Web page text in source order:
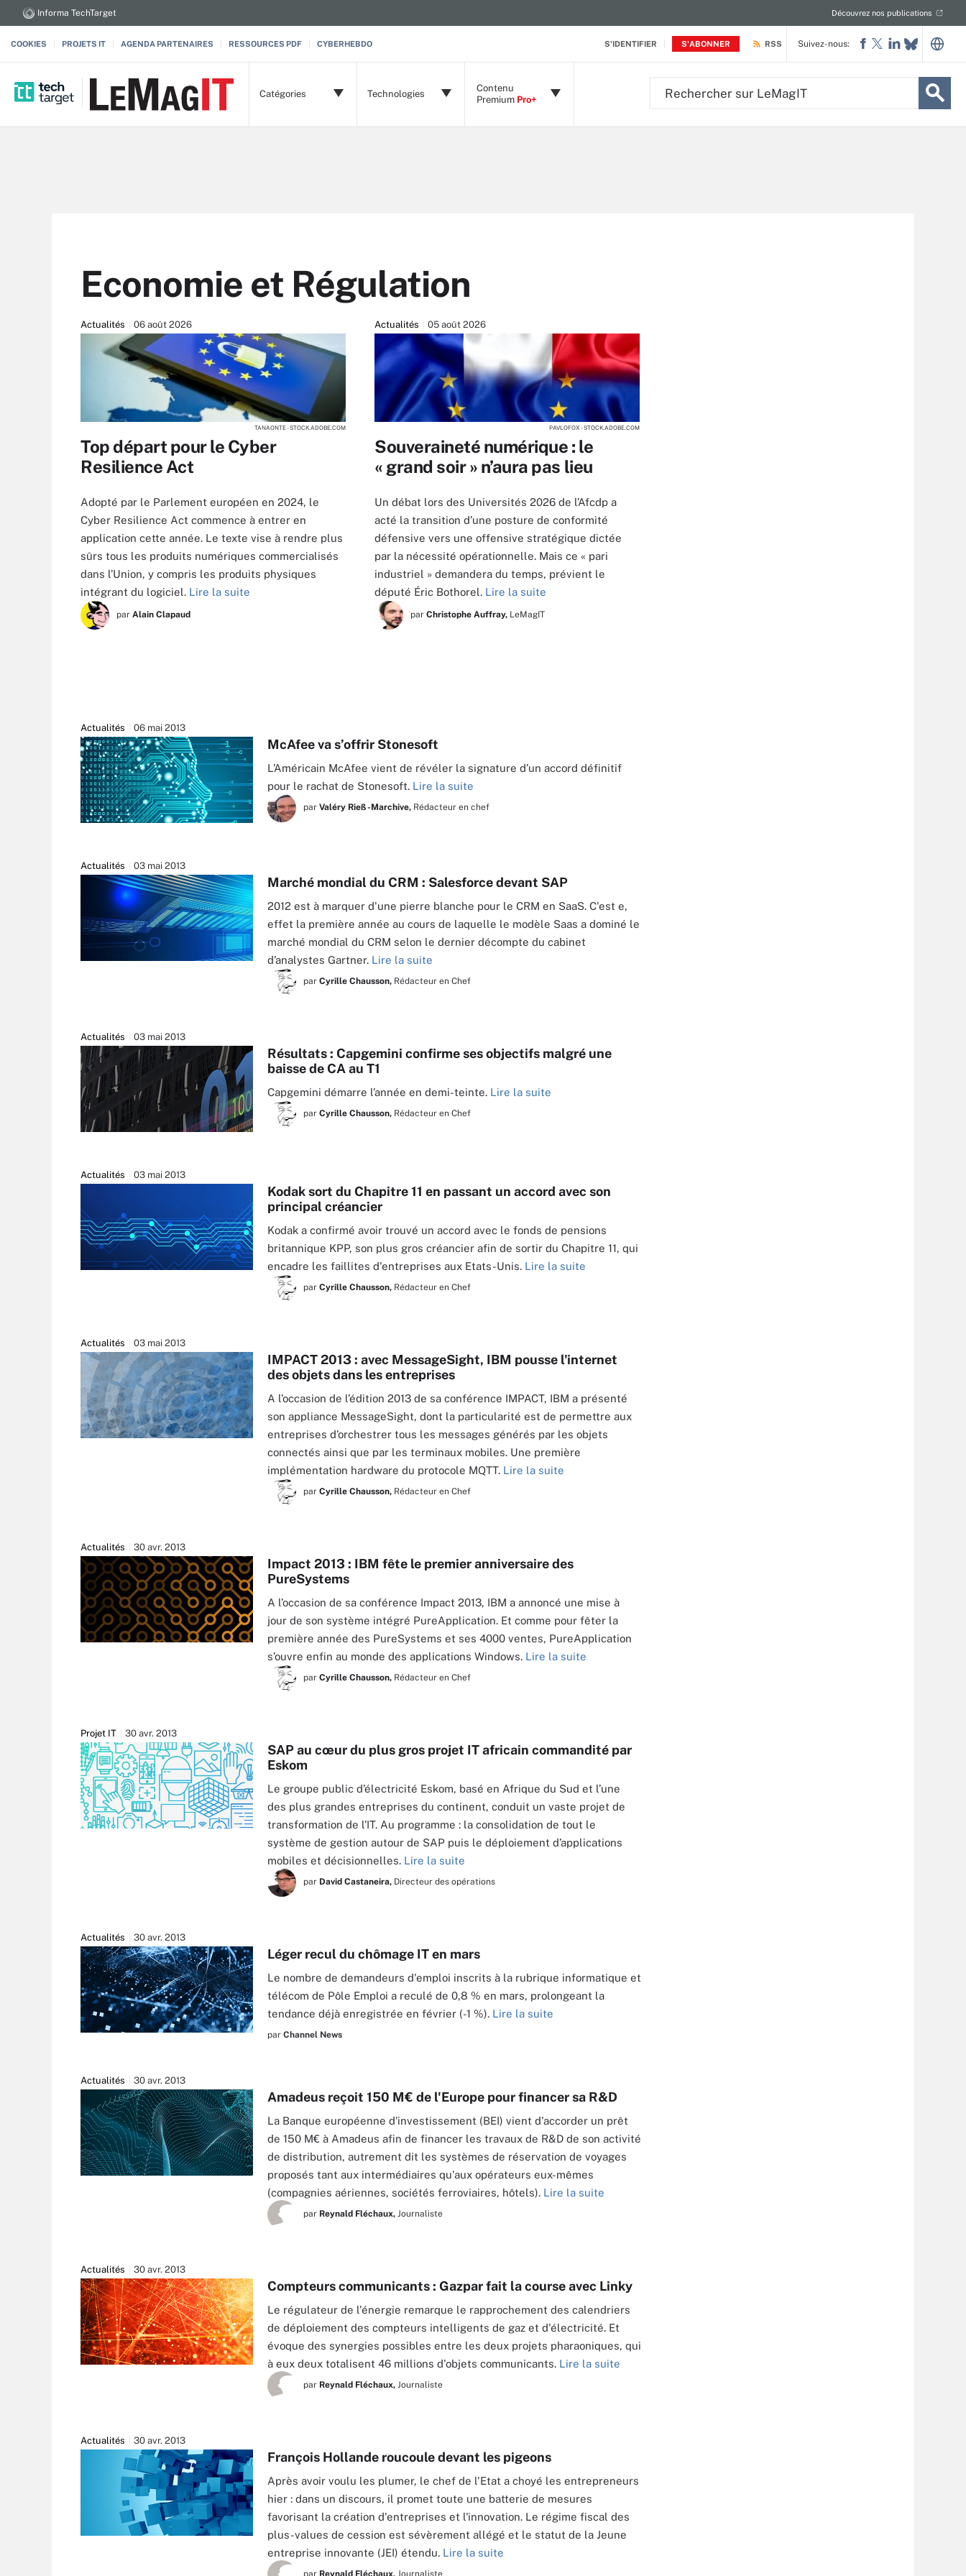
S'IDENTIFIER S'ABONNER
Informa TechTarget Découvrez nos publications
COOKIES PROJETS IT AGENDA PARTENAIRES RESSOURCES PDF CYBERHEBDO RSS
Catégories Technologies
Contenu
Premium Pro+
Suivez-nous:
Economie et Régulation
Actualités 06 août 2026
TANAONTE - STOCK.ADOBE.COM
Top départ pour le Cyber
Resilience Act
Adopté par le Parlement européen en 2024, le
Cyber Resilience Act commence à entrer en
application cette année. Le texte vise à rendre plus
sûrs tous les produits numériques commercialisés
dans l’Union, y compris les produits physiques
intégrant du logiciel. Lire la suite
par Alain Clapaud
Actualités 05 août 2026
PAVLOFOX - STOCK.ADOBE.COM
Souveraineté numérique : le
« grand soir » n’aura pas lieu
Un débat lors des Universités 2026 de l’Afcdp a
acté la transition d’une posture de conformité
défensive vers une offensive stratégique dictée
par la nécessité opérationnelle. Mais ce « pari
industriel » demandera du temps, prévient le
député Éric Bothorel. Lire la suite
par Christophe Auffray, LeMagIT
Actualités 06 mai 2013
McAfee va s’offrir Stonesoft
L’Américain McAfee vient de révéler la signature d’un accord définitif
pour le rachat de Stonesoft. Lire la suite
par Valéry Rieß-Marchive, Rédacteur en chef
Actualités 03 mai 2013
Marché mondial du CRM : Salesforce devant SAP
2012 est à marquer d'une pierre blanche pour le CRM en SaaS. C'est e,
effet la première année au cours de laquelle le modèle Saas a dominé le
marché mondial du CRM selon le dernier décompte du cabinet
d’analystes Gartner. Lire la suite
par Cyrille Chausson, Rédacteur en Chef
Actualités 03 mai 2013
Résultats : Capgemini confirme ses objectifs malgré une
baisse de CA au T1
Capgemini démarre l’année en demi-teinte. Lire la suite
par Cyrille Chausson, Rédacteur en Chef
Actualités 03 mai 2013
Kodak sort du Chapitre 11 en passant un accord avec son
principal créancier
Kodak a confirmé avoir trouvé un accord avec le fonds de pensions
britannique KPP, son plus gros créancier afin de sortir du Chapitre 11, qui
encadre les faillites d'entreprises aux Etats-Unis. Lire la suite
par Cyrille Chausson, Rédacteur en Chef
Actualités 03 mai 2013
IMPACT 2013 : avec MessageSight, IBM pousse l'internet
des objets dans les entreprises
A l’occasion de l’édition 2013 de sa conférence IMPACT, IBM a présenté
son appliance MessageSight, dont la particularité est de permettre aux
entreprises d’orchestrer tous les messages générés par les objets
connectés ainsi que par les terminaux mobiles. Une première
implémentation hardware du protocole MQTT. Lire la suite
par Cyrille Chausson, Rédacteur en Chef
Actualités 30 avr. 2013
Impact 2013 : IBM fête le premier anniversaire des
PureSystems
A l’occasion de sa conférence Impact 2013, IBM a annoncé une mise à
jour de son système intégré PureApplication. Et comme pour fêter la
première année des PureSystems et ses 4000 ventes, PureApplication
s’ouvre enfin au monde des applications Windows. Lire la suite
par Cyrille Chausson, Rédacteur en Chef
Projet IT 30 avr. 2013
SAP au cœur du plus gros projet IT africain commandité par
Eskom
Le groupe public d’électricité Eskom, basé en Afrique du Sud et l’une
des plus grandes entreprises du continent, conduit un vaste projet de
transformation de l’IT. Au programme : la consolidation de tout le
système de gestion autour de SAP puis le déploiement d’applications
mobiles et décisionnelles. Lire la suite
par David Castaneira, Directeur des opérations
Actualités 30 avr. 2013
Léger recul du chômage IT en mars
Le nombre de demandeurs d'emploi inscrits à la rubrique informatique et
télécom de Pôle Emploi a reculé de 0,8 % en mars, prolongeant la
tendance déjà enregistrée en février (-1 %). Lire la suite
par Channel News
Actualités 30 avr. 2013
Amadeus reçoit 150 M€ de l'Europe pour financer sa R&D
La Banque européenne d'investissement (BEI) vient d'accorder un prêt
de 150 M€ à Amadeus afin de financer les travaux de R&D de son activité
de distribution, autrement dit les systèmes de réservation de voyages
proposés tant aux intermédiaires qu'aux opérateurs eux-mêmes
(compagnies aériennes, sociétés ferroviaires, hôtels). Lire la suite
par Reynald Fléchaux, Journaliste
Actualités 30 avr. 2013
Compteurs communicants : Gazpar fait la course avec Linky
Le régulateur de l'énergie remarque le rapprochement des calendriers
de déploiement des compteurs intelligents de gaz et d'électricité. Et
évoque des synergies possibles entre les deux projets pharaoniques, qui
à eux deux totalisent 46 millions d'objets communicants. Lire la suite
par Reynald Fléchaux, Journaliste
Actualités 30 avr. 2013
François Hollande roucoule devant les pigeons
Après avoir voulu les plumer, le chef de l'Etat a choyé les entrepreneurs
hier : dans un discours, il promet toute une batterie de mesures
favorisant la création d'entreprises et l'innovation. Le régime fiscal des
plus-values de cession est sévèrement allégé et le statut de la Jeune
entreprise innovante (JEI) étendu. Lire la suite
par Reynald Fléchaux, Journaliste